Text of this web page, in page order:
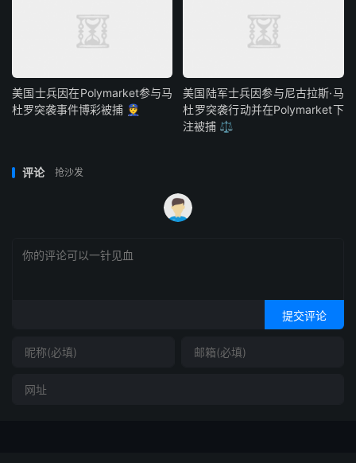
美国士兵因在Polymarket参与马
杜罗突袭事件博彩被捕 👮
美国陆军士兵因参与尼古拉斯·马
杜罗突袭行动并在Polymarket下
注被捕 ⚖️
评论 抢沙发
提交评论